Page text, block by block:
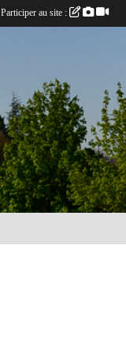
Participer au site :